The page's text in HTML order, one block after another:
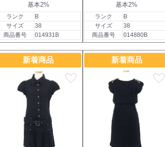
基本2%
ランク
B
サイズ
38
商品番号
014931B
基本2%
ランク
B
サイズ
38
商品番号
014880B
新着商品
favorite
新着商品
favorite